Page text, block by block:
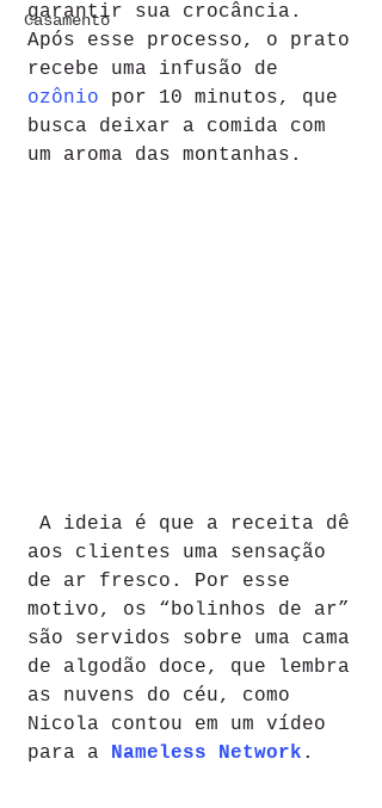
Casamento
garantir sua crocância.
Após esse processo, o prato
recebe uma infusão de
ozônio por 10 minutos, que
busca deixar a comida com
um aroma das montanhas.
aos clientes uma sensação
de ar fresco. Por esse
motivo, os “bolinhos de ar”
são servidos sobre uma cama
de algodão doce, que lembra
as nuvens do céu, como
Nicola contou em um vídeo
para a Nameless Network .